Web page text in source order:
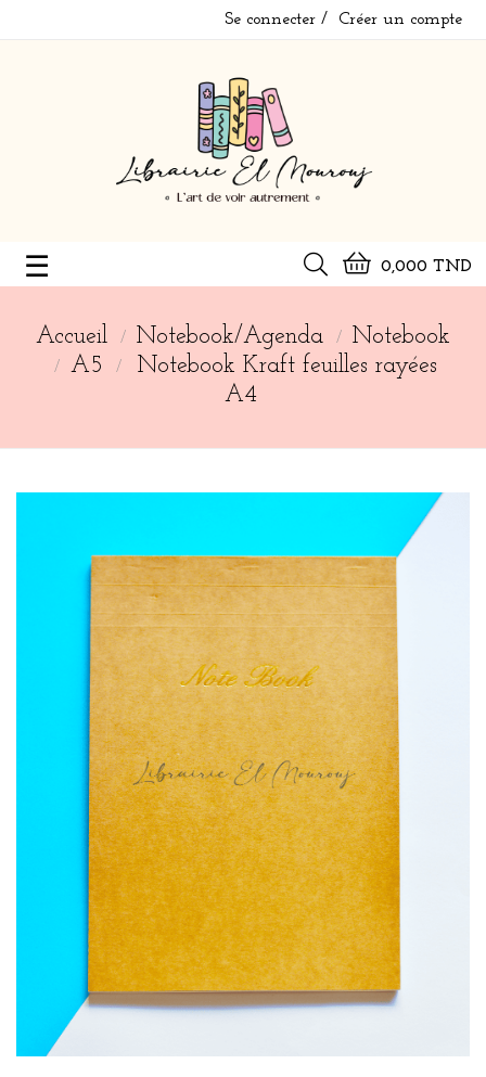
Se connecter Créer un compte
0,000 TND
Basculer
navigation
☰
Accueil Notebook/Agenda
Notebook
A5
Notebook Kraft feuilles rayées
A4